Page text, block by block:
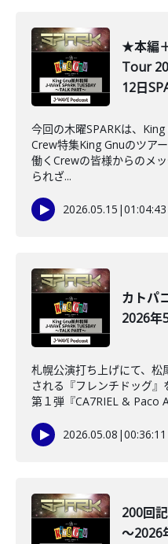
★本編
Tour
12日
今回の木曜SPARKは、
Crew特集King Gnuのツア
働くCrewの皆様からのメ
られざ...
2026.05.15 |01:04:43
カトパ
2026年
札幌公演打ち上げにて、
される『フレンチドッグ
第１弾『CA7RIEL & Paco
2026.05.08 |00:36:11
200回
～2026